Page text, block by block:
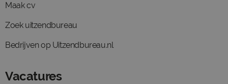
Maak cv
Zoek uitzendbureau
Bedrijven op Uitzendbureau.nl
Vacatures